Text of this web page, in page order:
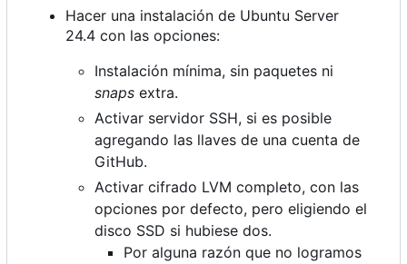
Hacer una instalación de Ubuntu Server
24.4 con las opciones:
Instalación mínima, sin paquetes ni
snaps extra.
Activar servidor SSH, si es posible
agregando las llaves de una cuenta de
GitHub.
Activar cifrado LVM completo, con las
opciones por defecto, pero eligiendo el
disco SSD si hubiese dos.
Por alguna razón que no logramos